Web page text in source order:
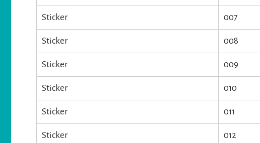
Sticker 007
Sticker 008
Sticker 009
Sticker 010
Sticker 011
Sticker 012